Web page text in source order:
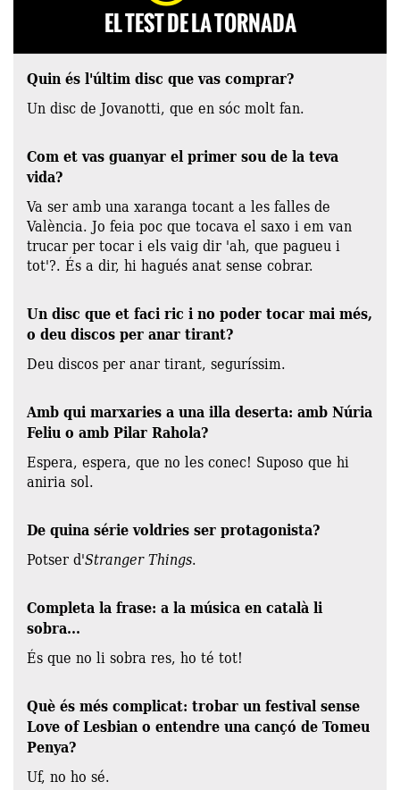
EL TEST DE LA TORNADA
Quin és l'últim disc que vas comprar?
Un disc de Jovanotti, que en sóc molt fan.
Com et vas guanyar el primer sou de la teva
vida?
Va ser amb una xaranga tocant a les falles de
València. Jo feia poc que tocava el saxo i em van
trucar per tocar i els vaig dir 'ah, que pagueu i
tot'?. És a dir, hi hagués anat sense cobrar.
Un disc que et faci ric i no poder tocar mai més,
o deu discos per anar tirant?
Deu discos per anar tirant, seguríssim.
Amb qui marxaries a una illa deserta: amb Núria
Feliu o amb Pilar Rahola?
Espera, espera, que no les conec! Suposo que hi
aniria sol.
De quina série voldries ser protagonista?
Potser d'Stranger Things.
Completa la frase: a la música en català li
sobra...
És que no li sobra res, ho té tot!
Què és més complicat: trobar un festival sense
Love of Lesbian o entendre una cançó de Tomeu
Penya?
Uf, no ho sé.